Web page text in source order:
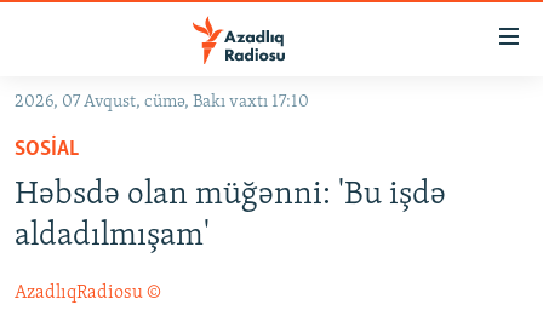
Əsas
qayıt
Əsas
naviqasiyaya
qayıt
Axtarışa
GÜNDƏM
#İZAHLA
KORRUPSIOMETR
FƏRQƏ BAX
2026, 07 Avqust, cümə, Bakı vaxtı 17:10
SOSIAL
Həbsdə olan müğənni: 'Bu işdə
aldadılmışam'
AzadlıqRadiosu ©